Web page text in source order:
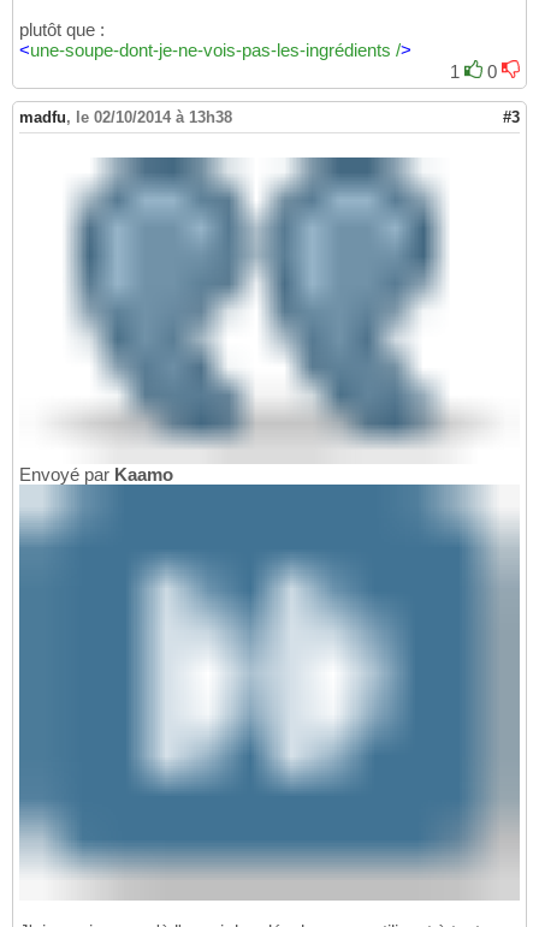
plutôt que :
<une-soupe-dont-je-ne-vois-pas-les-ingrédients />
1
0
madfu, le 02/10/2014 à 13h38 #3
Envoyé par Kaamo